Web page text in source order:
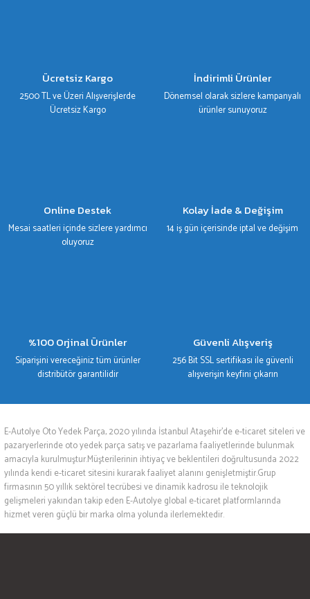
Ürün fiyatı diğer sitelerden daha pahalı.
Bu ürüne benzer farklı alternatifler olmalı.
Ücretsiz Kargo
2500 TL ve Üzeri Alışverişlerde
Ücretsiz Kargo
İndirimli Ürünler
Dönemsel olarak sizlere kampanyalı
ürünler sunuyoruz
Online Destek
Mesai saatleri içinde sizlere yardımcı
oluyoruz
Kolay İade & Değişim
14 iş gün içerisinde iptal ve değişim
%100 Orjinal Ürünler
Siparişini vereceğiniz tüm ürünler
distribütör garantilidir
Güvenli Alışveriş
256 Bit SSL sertifikası ile güvenli
alışverişin keyfini çıkarın
E-Autolye Oto Yedek Parça, 2020 yılında İstanbul Ataşehir’de e-ticaret siteleri ve
pazaryerlerinde oto yedek parça satış ve pazarlama faaliyetlerinde bulunmak
amacıyla kurulmuştur.Müşterilerinin ihtiyaç ve beklentileri doğrultusunda 2022
yılında kendi e-ticaret sitesini kurarak faaliyet alanını genişletmiştir.Grup
firmasının 50 yıllık sektörel tecrübesi ve dinamik kadrosu ile teknolojik
gelişmeleri yakından takip eden E-Autolye global e-ticaret platformlarında
hizmet veren güçlü bir marka olma yolunda ilerlemektedir.